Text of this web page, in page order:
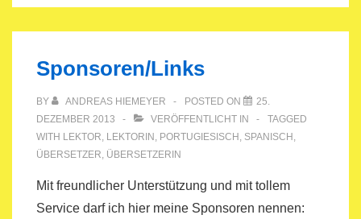
Sponsoren/Links
BY ANDREAS HIEMEYER POSTED ON
25.
DEZEMBER 2013
VERÖFFENTLICHT IN
TAGGED
WITH LEKTOR, LEKTORIN , PORTUGIESISCH , SPANISCH ,
ÜBERSETZER, ÜBERSETZERIN
Mit freundlicher Unterstützung und mit tollem
Service darf ich hier meine Sponsoren nennen: